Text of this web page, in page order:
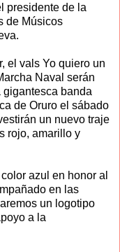
presidente de la
de Músicos
el vals Yo quiero un
Naval serán
gigantesca banda
de Oruro el sábado
un nuevo traje
rojo, amarillo y
azul en honor al
en las
un logotipo
a la